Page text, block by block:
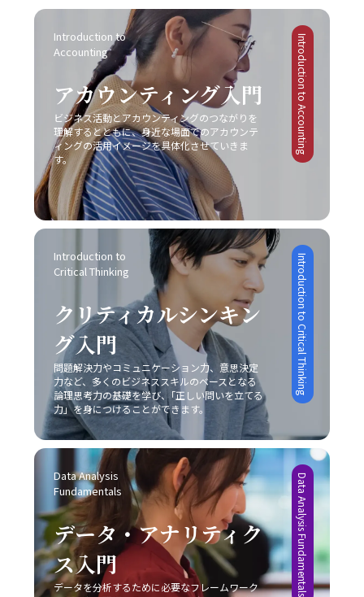
ション能力の向上に直結します。これにより、仕事で話が
噛み合わない状況を未然に防ぎ、また発生した場合にも迅
速かつ効果的に対処できる基盤を作ることが可能となりま
す。最終的に、若手ビジネスマンにとって重要なのは、一
方的なコミュニケーションではなく、双方の意図や認識を
共有しあう姿勢です。今回ご紹介したポイントを実践し、
「仕事で話が噛み合わない人との対処法」を日常の業務に
取り入れることで、組織内の信頼関係の再構築や業務効率
の向上を実現できるでしょう。常に自己のコミュニケーシ
ョンスキルを磨き、効果的な意思疎通を心がけることが、
ビジネスパーソンとしての成長に直結する重要な要素とな
ります。
がどのような「場」か、つまり使用する媒体や環境に応じ
た戦略も大切です。対面での会議、電話会議、メール、オ
ンラインミーティングなど、ツールや場面ごとに適したコ
ミュニケーションの方法が存在します。そのため、各媒体
の持つ特性や限界を理解し、状況に合わせた柔軟な対応が
必要不可欠となります。こうした注意点を踏まえて、自己
のコミュニケーション能力を継続的にブラッシュアップし
ていくことが、キャリアの成長に繋がるのです。 まとめ
本記事では、「ビジネスにおけるコミュニケーション能
力」における重要性と、その構成要素、さらには具体的な
現場での実践方法と注意点について解説しました。現代ビ
ジネスにおいて、コミュニケーションは単なる情報伝達で
はなく、相手に行動変容を促すための極めて高度なスキル
であり、論理的思考、感情表現、非言語的伝達、そして状
況に応じた柔軟な対応が求められます。特に、若手ビジネ
スマンはこの能力を磨くことで、上司や同僚、さらには対
外のステークホルダーとの信頼関係を築き、組織全体の業
績向上や自らのキャリアアップに直結させることが可能と
なります。 また、コミュニケーションの成功は意識的な目
的設定と適切な手法の選択に依存するため、日々の業務の
中で自らの発言や対話を振り返り、どのように相手に伝わ
っているかを検証する姿勢が不可欠です。若手ビジネスマ
ンとしては、まずは基本的なスキルを習得し、実践を重ね
ながら「論理」と「感情」のバランスを追求することが、
信頼構築および成果創出への近道であると言えます。今後
も、技術の進化とグローバル化が進む中で、多様なコミュ
ニケーション手法を状況に応じて使い分けるセンスを養
い、柔軟な対応力を持つことが求められるでしょう。 最終
的に、「ビジネスにおけるコミュニケーション能力」にお
ける本質は、発信者が目的を明確にし、受信者がその意図
を正確に理解するという双方の協調です。これを実現する
ためには、日々の実務の中での振り返りと研鑽が不可欠で
あり、自らのコミュニケーションスタイルを磨き上げるこ
とが、結果として組織全体のパフォーマンス向上に繋がる
フォン市場におけるモトローラの事例では、他社との差別
化に失敗し、急激な技術革新に乗り遅れて市場からの孤立
を招きました。また、日産自動車は過度なコスト削減施策
により品質低下とブランドイメージの低下を招いた結果、
激戦区でのシェア確保に大きな課題を突きつけられまし
た。これらの事例は、レッドオーシャンの戦い方において
は、単なるコスト削減や市場模倣だけでは不十分であり、
明確な差別化戦略と自社の独自性の追求が不可欠であるこ
とを示しています。 レッドオーシャンとブルーオーシャン
の使い分け レッドオーシャン市場における戦略と対比し
て、ブルーオーシャン戦略は競争のない新たな市場の創出
を目指すアプローチです。ブルーオーシャンでは、既存市
場の枠にとらわれずに新規需要を発掘することが重視され
るため、一見すると魅力的な選択肢に映ります。しかし、
どちらの戦略を採用するかは、自社の経営資源、強み、さ
らには市場環境の成熟度によって大きく左右されるため、
慎重な分析が求められます。レッドオーシャンの戦い方に
おいては、既存市場で確固たる地位を築くために、いかに
自社の独自性を打ち出し、競合他社との差別化を成功させ
るかが非常に重要な要素となります。 具体例として、大手
家電メーカーが技術力と広範な販売網という強みを持ちな
がらも、成熟市場での競争に挑むケースや、ベンチャー企
業が限定されたリソースを最大限に活かしてニッチ市場で
新たな需要を創造するケースなど、各企業は自社の特性に
応じた戦略を展開しています。このような事例からも、ど
の市場戦略を採るにしても、常に自社の強みと市場環境の
両面を的確に把握し、その上でレッドオーシャンの戦い方
を実践することが成功の鍵であることが明らかです。 実践
に向けた心構えと今後の展望 レッドオーシャンの戦い方を
実践するためには、単なる理論や事例の学習に留まらず、
実際のビジネス現場での迅速な対応と継続的な改善が求め
られます。まず、自社の強みや改善点を冷静に分析し、ど
の戦略が最も有効であるかを判断することが重要です。ま
た、顧客のニーズや市場動向の変化に敏感であること、そ
して柔軟な戦略の見直しが不可欠となります。市場は常に
切なサポートを受けながら、自己管理能力の向上を図るこ
とが求められます。このように、先延ばし癖の注意点は単
なる行動パターンの問題を超えて、複雑な心理的・環境的
要因が絡み合っているため、多角的な視点からの対策が必
要不可欠です。 ビジネス現場では、タスクを早期に処理す
る仕組みや、効率的なスケジュール管理システムの導入も
推奨されています。現代のITツールを活用し、リマインダ
ー機能やタイムマネジメントアプリを上手に利用すること
で、先延ばし癖を改善する一助となります。ただし、こう
したツールも万能ではなく、自身の内面的な問題と向き合
い、根本的な解決策を模索しなければ、「後回し癖 改善」
は真の意味で実現されないでしょう。 まとめ 「後回し癖
の改善」は、20代の若手ビジネスマンにとって極めて重要
なテーマです。タスクの先延ばしは、自己効力感の低下、
ストレスの蓄積、生産性の低下、さらにはキャリアの成長
機会の逸失といった深刻な影響を及ぼします。そのため、
自己管理能力の向上を図るためには、まず自分自身の心理
的背景や業務環境を冷静に分析することが不可欠です。ま
た、具体的な改善策としては、以下の8つの方法が有効で
あると考えられます。 まず、「とりあえずはじめてみる」
というシンプルながらも強力な方法があります。初動の一
歩を踏み出すことで、徐々にタスクへの抵抗感が薄れ、以
降の作業がスムーズに進む効果が期待できます。次に、簡
単に実行可能なタスクから取り掛かることにより、成功体
験を積み重ねる点も重要です。成功体験は自信を形成し、
やがて大きな課題に対しても積極的に取り組む原動力とな
ります。 さらに、やるべきタスクに専念できる環境を整え
ることも、先延ばし癖の改善に有効です。職場や自宅での
雑音や不要な割り込みを排除し、集中できる空間を確保す
る工夫は、業務効率の向上につながります。目標を細かく
設定し、進捗状況を明確に把握することで、自分自身の達
成度を視覚化し、モチベーションを維持することが可能で
す。また、締切を2段階で設定する方法も、タスクを段階
的に処理し、プロジェクト全体を効率的に管理するための
Introduction to
Accounting
アカウンティング入門
ビジネス活動とアカウンティングのつながりを
理解するとともに、身近な場面でのアカウンテ
ィングの活用イメージを具体化させていきま
す。
Introduction to Accounting
Introduction to
Critical Thinking
クリティカルシンキン
グ入門
問題解決力やコミュニケーション力、意思決定
力など、多くのビジネススキルのベースとなる
論理思考力の基礎を学び、｢正しい問いを立てる
力」を身につけることができます。
Introduction to Critical Thinking
Data Analysis
Fundamentals
データ・アナリティク
ス入門
データを分析するために必要なフレームワーク
Data Analysis Fundamentals